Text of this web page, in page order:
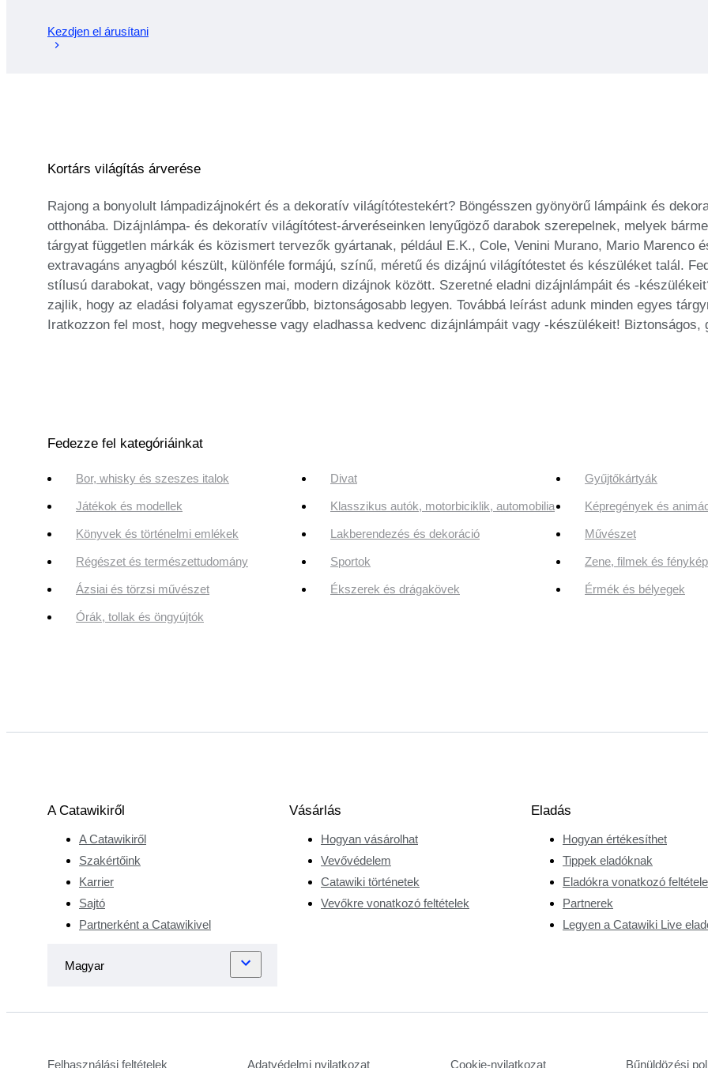
Kezdjen el árusítani
Kortárs világítás árverése
Rajong a bonyolult lámpadizájnokért és a dekoratív világítótestekért? Böngésszen gyönyörű lámpáink és
otthonába. Dizájnlámpa- és dekoratív világítótest-árveréseinken lenyűgöző darabok szerepelnek, melyek
tárgyat független márkák és közismert tervezők gyártanak, például E.K., Cole, Venini Murano, Mario Marenco
extravagáns anyagból készült, különféle formájú, színű, méretű és dizájnú világítótestet és készüléket talál.
stílusú darabokat, vagy böngésszen mai, modern dizájnok között. Szeretné eladni dizájnlámpáit és -
zajlik, hogy az eladási folyamat egyszerűbb, biztonságosabb legyen. Továbbá leírást adunk minden egyes
Iratkozzon fel most, hogy megvehesse vagy eladhassa kedvenc dizájnlámpáit vagy -készülékeit! Biztonságos,
Fedezze fel kategóriáinkat
Bor, whisky és szeszes italok Divat Gyűjtőkártyák
Játékok és modellek Klasszikus autók, motorbiciklik, automobilia Képregények és
Könyvek és történelmi emlékek Lakberendezés és dekoráció Művészet
Régészet és természettudomány Sportok Zene, filmek és
Ázsiai és törzsi művészet Ékszerek és drágakövek Érmék és bélyegek
Órák, tollak és öngyújtók
A Catawikiről
A Catawikiről
Szakértőink
Karrier
Sajtó
Partnerként a Catawikivel
Vásárlás
Hogyan vásárolhat
Vevővédelem
Catawiki történetek
Vevőkre vonatkozó feltételek
Eladás
Hogyan értékesíthet
Tippek eladóknak
Eladókra vonatkozó
Partnerek
Legyen a Catawiki Live
Felhasználási feltételek Adatvédelmi nyilatkozat Cookie-nyilatkozat Bűnüldözési